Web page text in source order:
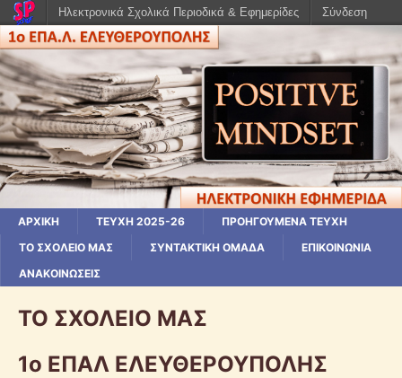
ΑΡΧΙΚΗ ΤΕΥΧΗ 2025-26
ΠΡΟΗΓΟΥΜΕΝΑ ΤΕΥΧΗ
ΤΟ ΣΧΟΛΕΙΟ ΜΑΣ
ΣΥΝΤΑΚΤΙΚΗ ΟΜΑΔΑ
ΕΠΙΚΟΙΝΩΝΙΑ
ΑΝΑΚΟΙΝΩΣΕΙΣ
ΤΟ ΣΧΟΛΕΙΟ ΜΑΣ
1ο ΕΠΑΛ ΕΛΕΥΘΕΡΟΥΠΟΛΗΣ
Ηλεκτρονικά Σχολικά Περιοδικά & Εφημερίδες Σύνδεση